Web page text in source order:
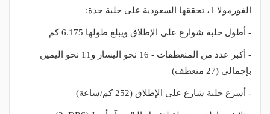
الفورمولا 1، تحققها السعودية على حلبة جدة:
- أطول حلبة شوارع على الإطلاق ويبلغ طولها 6.175 كم
- أكبر عدد من المنعطفات - 16 نحو اليسار و11 نحو اليمين
بإجمالي (27 منعطف)
- أسرع حلبة شارع على الإطلاق (252 كم/ساعة)